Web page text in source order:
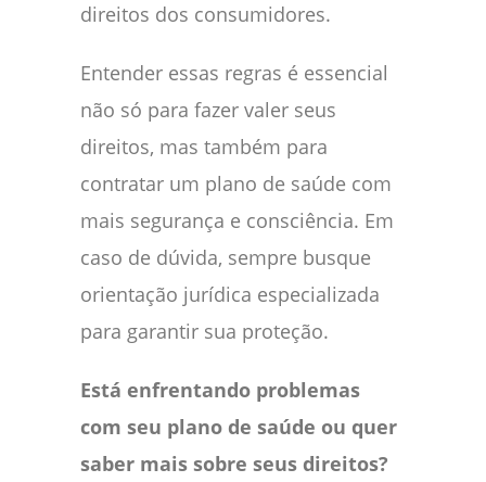
direitos dos consumidores.
Entender essas regras é essencial
não só para fazer valer seus
direitos, mas também para
contratar um plano de saúde com
mais segurança e consciência. Em
caso de dúvida, sempre busque
orientação jurídica especializada
para garantir sua proteção.
Está enfrentando problemas
com seu plano de saúde ou quer
saber mais sobre seus direitos?